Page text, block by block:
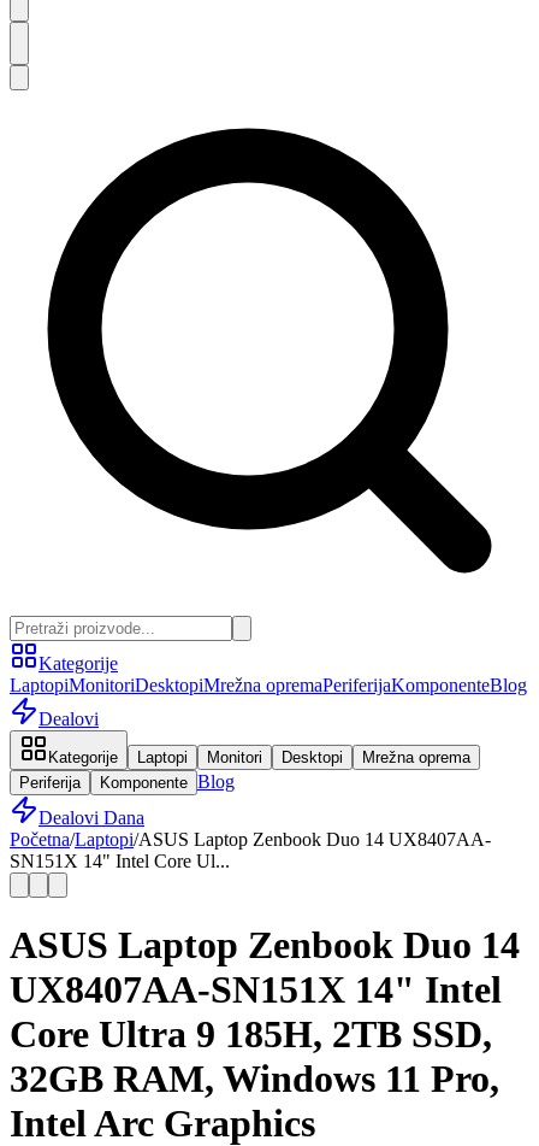
Kategorije
LaptopiMonitoriDesktopiMrežna opremaPeriferijaKomponenteBlog
Dealovi
Kategorije Laptopi Monitori Desktopi
Mrežna oprema
Periferija
Komponente Blog
Dealovi Dana
Početna/Laptopi/ASUS Laptop Zenbook Duo 14 UX8407AA-
SN151X 14" Intel Core Ul...
ASUS Laptop Zenbook Duo 14
UX8407AA-SN151X 14" Intel
Core Ultra 9 185H, 2TB SSD,
32GB RAM, Windows 11 Pro,
Intel Arc Graphics